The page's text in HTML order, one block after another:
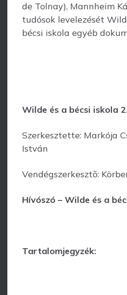
de Tolnay), Mannheim
tudósok levelezését
bécsi iskola egyéb
Wilde és a bécsi iskola
Szerkesztette: Markója
István
Vendégszerkesztõ:
Hívószó – Wilde és a
Tartalomjegyzék: